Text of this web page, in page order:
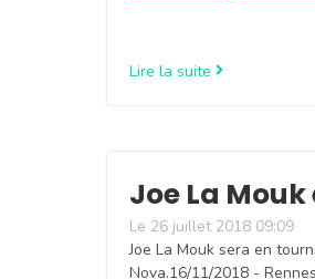
Lire la suite
Joe La
Le 26 juillet 2018 09:09
Joe La Mouk sera en
Nova.16/11/2018 -